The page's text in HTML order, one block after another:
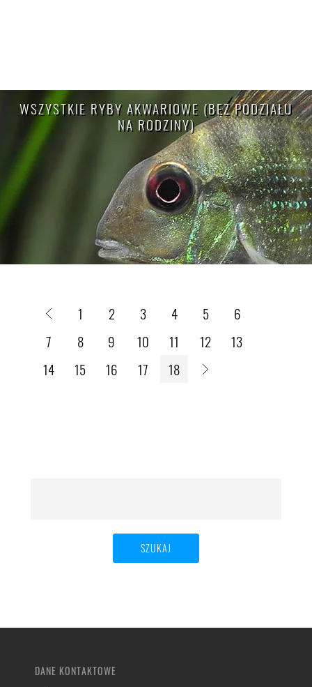
WSZYSTKIE RYBY AKWARIOWE (BEZ PODZIAŁU
NA RODZINY)
1 2 3 4 5
6
7
8 9 10 11 12
13
14
15 16 17 18
DANE KONTAKTOWE